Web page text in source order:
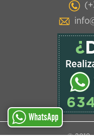
WhatsApp